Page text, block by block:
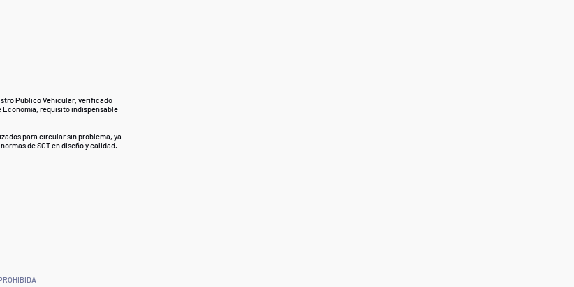
Público Vehicular, verificado
Economía, requisito indispensable
para circular sin problema, ya
de SCT en diseño y calidad.